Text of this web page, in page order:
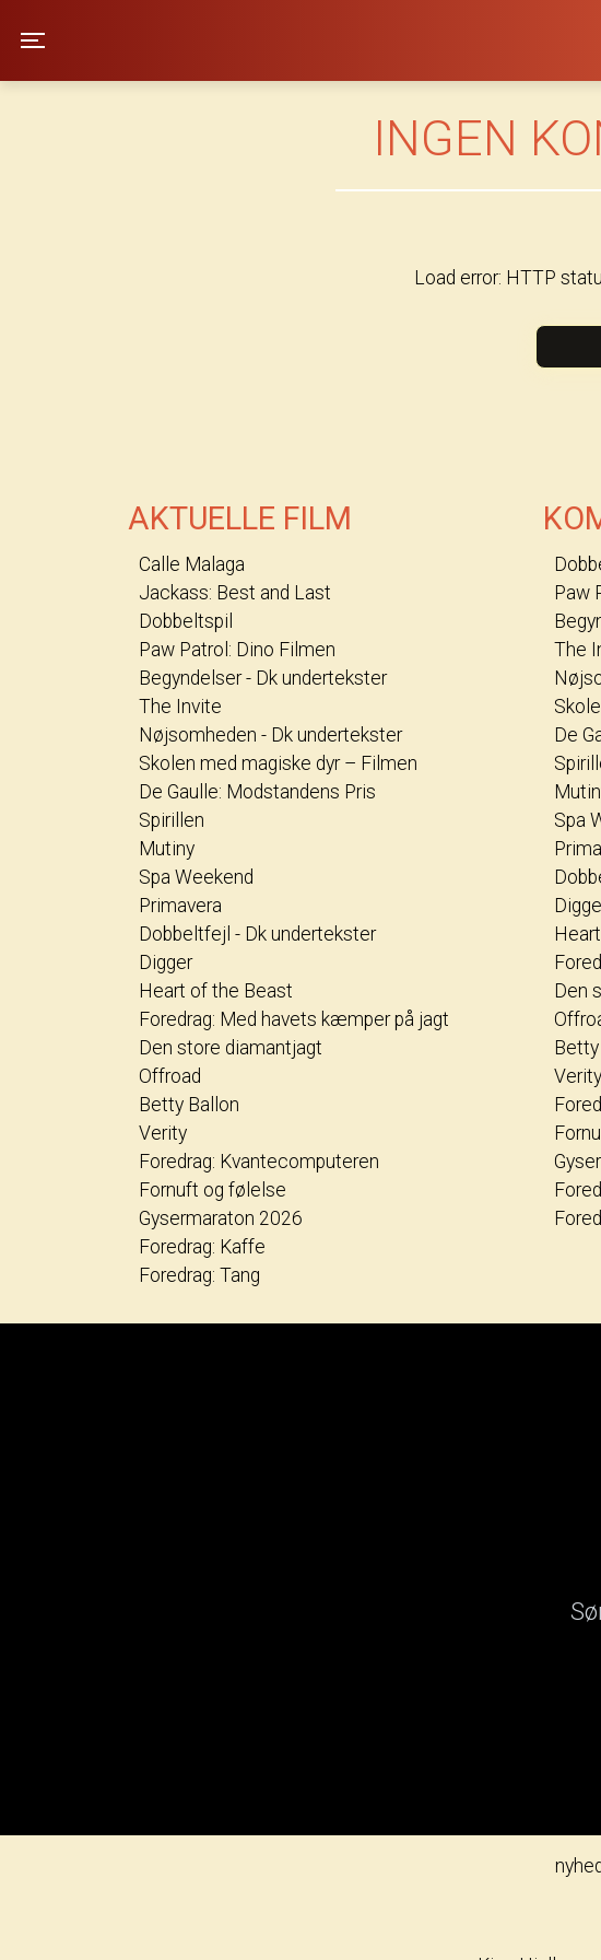
INGEN
Load error: HTTP
AKTUELLE FILM
Calle Malaga
Jackass: Best and Last
Dobbeltspil
Paw Patrol: Dino Filmen
Begyndelser - Dk undertekster
The Invite
Nøjsomheden - Dk undertekster
Skolen med magiske dyr – Filmen
De Gaulle: Modstandens Pris
Spirillen
Mutiny
Spa Weekend
Primavera
Dobbeltfejl - Dk undertekster
Digger
Heart of the Beast
Foredrag: Med havets kæmper på jagt
Den store diamantjagt
Offroad
Betty Ballon
Verity
Foredrag: Kvantecomputeren
Fornuft og følelse
Gysermaraton 2026
Foredrag: Kaffe
Foredrag: Tang
Paw
The
De
Spa
Den
Verity